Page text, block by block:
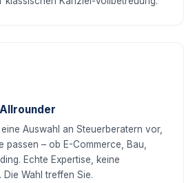
Auswahl an Steuerberatern vor,
passen – ob E-Commerce, Bau,
Echte Expertise, keine
Wahl treffen Sie.